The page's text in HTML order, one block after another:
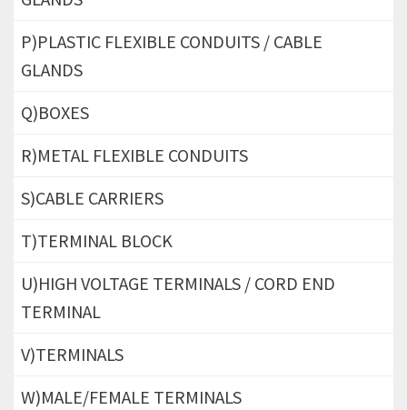
P)PLASTIC FLEXIBLE CONDUITS / CABLE
GLANDS
Q)BOXES
R)METAL FLEXIBLE CONDUITS
S)CABLE CARRIERS
T)TERMINAL BLOCK
U)HIGH VOLTAGE TERMINALS / CORD END
TERMINAL
V)TERMINALS
W)MALE/FEMALE TERMINALS